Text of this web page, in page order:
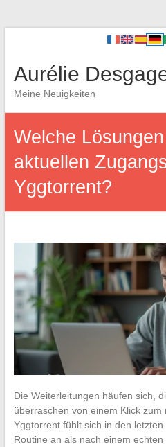
Aurélie
Meine Neuigkeiten
Welche
aktuellen
Yggtorrent?
Die Weiterleitungen häufen sich,
überraschen von einem Klick
Yggtorrent fühlt sich in den
Routine an als nach einem